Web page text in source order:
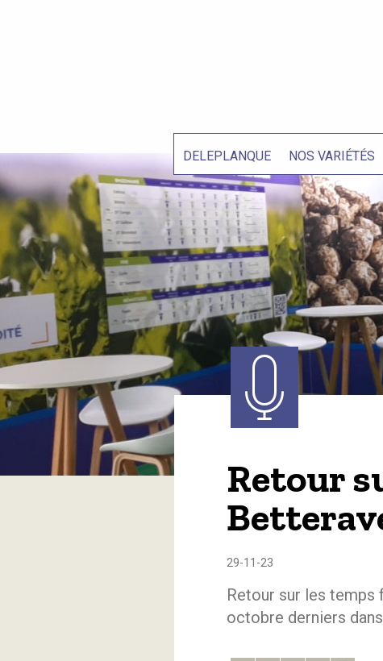
DELEPLANQUE NOS VARIÉTÉS
Retour
29-11-23
Retour sur les temps
octobre derniers